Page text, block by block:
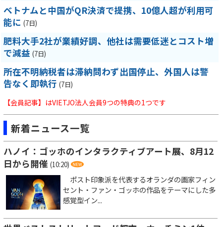
ベトナムと中国がQR決済で提携、10億人超が利用可
能に (7日)
肥料大手2社が業績好調、他社は需要低迷とコスト増
で減益 (7日)
所在不明納税者は滞納問わず出国停止、外国人は警
告なく即執行 (7日)
【会員記事】はVIETJO法人会員9つの特典の1つです
新着ニュース一覧
ハノイ：ゴッホのインタラクティブアート展、8月12
日から開催 (10:20)
ポスト印象派を代表するオランダの画家フィン
セント・ファン・ゴッホの作品をテーマにした多
感覚型イン...